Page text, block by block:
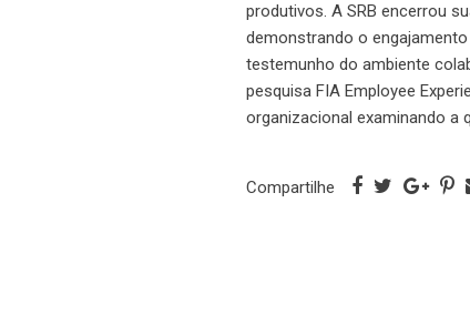
produtivos. A SRB encerrou
demonstrando o
testemunho do ambiente
pesquisa FIA Employee
organizacional examinando a
Compartilhe